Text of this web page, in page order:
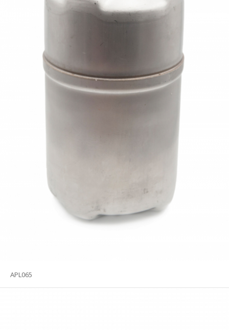
APL065